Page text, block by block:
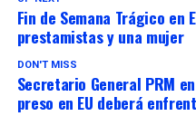
Fin de Semana Trágico en
prestamistas y una mujer
DON'T MISS
Secretario General PRM
preso en EU deberá